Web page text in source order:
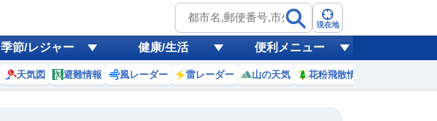
現在地
季節/レジャー 健康/生活 便利メニュー
天気図 避難情報 風レーダー 雷レーダー 山の天気 花粉飛散情報